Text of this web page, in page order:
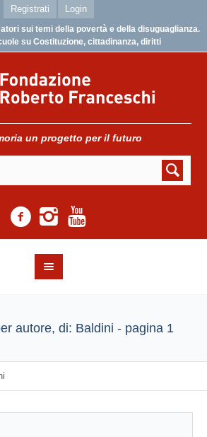
Registrati Login
sui temi della povertà e della disuguaglianza.
su Costituzione, cittadinanza, diritti
un progetto per il futuro
autore, di: Baldini - pagina 1